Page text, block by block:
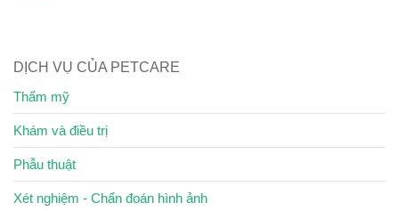
DỊCH VỤ CỦA PETCARE
Thẩm mỹ
Khám và điều trị
Phẫu thuật
Xét nghiệm - Chẩn đoán hình ảnh